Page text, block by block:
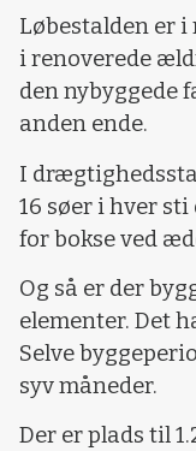
Løbestalden er
i renoverede
den nybyggede
anden ende.
I
16 søer i hver
for bokse ved
Og så er der
elementer. Det
Selve
syv måneder.
Der er plads til